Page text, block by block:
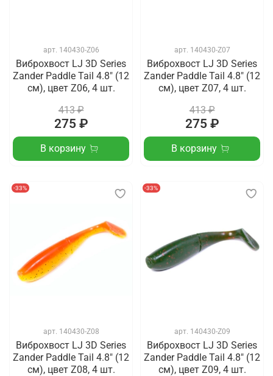
арт. 140430-Z06
Виброхвост LJ 3D Series
Zander Paddle Tail 4.8" (12
см), цвет Z06, 4 шт.
413 ₽
275 ₽
В корзину
арт. 140430-Z07
Виброхвост LJ 3D Series
Zander Paddle Tail 4.8" (12
см), цвет Z07, 4 шт.
413 ₽
275 ₽
В корзину
-33%
арт. 140430-Z08
Виброхвост LJ 3D Series
Zander Paddle Tail 4.8" (12
см), цвет Z08, 4 шт.
-33%
арт. 140430-Z09
Виброхвост LJ 3D Series
Zander Paddle Tail 4.8" (12
см), цвет Z09, 4 шт.